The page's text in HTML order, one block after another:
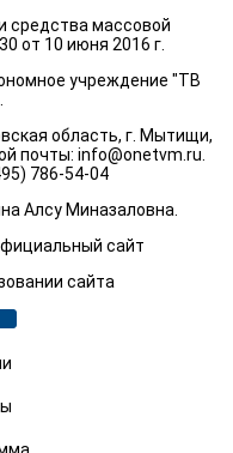
средства массовой
от 10 июня 2016 г.
учреждение "ТВ
область, г. Мытищи,
почты: info@onetvm.ru
786-54-04
Алсу Миназаловна.
сайт
сайта